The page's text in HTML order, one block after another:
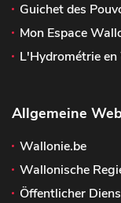
Guichet des
Mon Espace
L'Hydrométrie
Allgemeine
Wallonie.be
Wallonische
Öffentlicher